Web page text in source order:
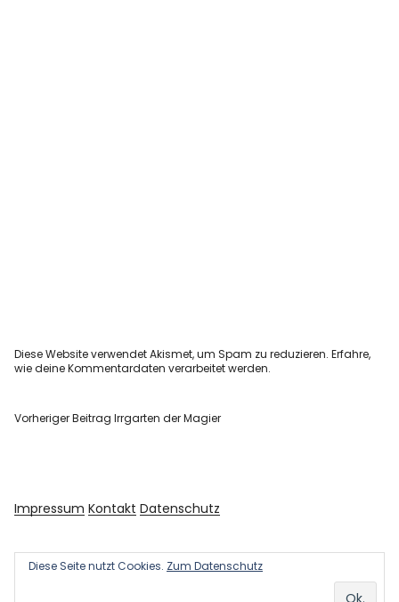
Diese Website verwendet Akismet, um Spam zu reduzieren.Erfahre,
wie deine Kommentardaten verarbeitet werden.
Vorheriger Beitrag Irrgarten der Magier
Impressum Kontakt Datenschutz
Diese Seite nutzt Cookies. Zum Datenschutz